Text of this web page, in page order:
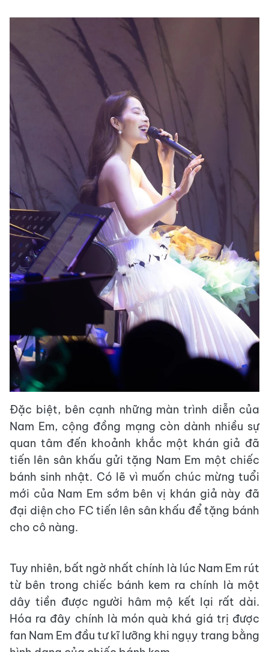
Đặc biệt, bên cạnh những màn trình diễn của
Nam Em, cộng đồng mạng còn dành nhiều sự
quan tâm đến khoảnh khắc một khán giả đã
tiến lên sân khấu gửi tặng Nam Em một chiếc
bánh sinh nhật. Có lẽ vì muốn chúc mừng tuổi
mới của Nam Em sớm bên vị khán giả này đã
đại diện cho FC tiến lên sân khấu để tặng bánh
cho cô nàng.
Tuy nhiên, bất ngờ nhất chính là lúc Nam Em rút
từ bên trong chiếc bánh kem ra chính là một
dây tiền được người hâm mộ kết lại rất dài.
Hóa ra đây chính là món quà khá giá trị được
fan Nam Em đầu tư kĩ lưỡng khi ngụy trang bằng